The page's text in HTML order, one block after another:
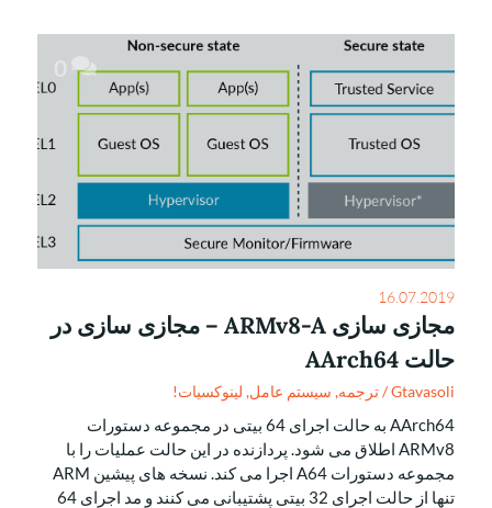
16.07.2019
مجازی سازی ARMv8-A – مجازی سازی در
حالت AArch64
Gtavasoli
/ترجمه, سیستم عامل, لینوکسیات!
AArch64 به حالت اجرای 64 بیتی در مجموعه دستورات
ARMv8 اطلاق می شود. پردازنده در این حالت عملیات را با
مجموعه دستورات A64 اجرا می کند. نسخه های پیشین ARM
تنها از حالت اجرای 32 بیتی پشتیبانی می کنند و مد اجرای 64